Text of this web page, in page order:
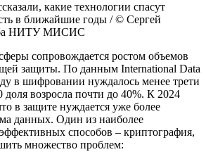
какие технологии спасут
в ближайшие годы / © Сергей
НИТУ МИСИС
сопровождается ростом объемов
защиты. По данным International Data
в шифровании нуждалось менее трети
возросла почти до 40%. К 2024
в защите нуждается уже более
данных. Один из наиболее
способов – криптография,
множество проблем: